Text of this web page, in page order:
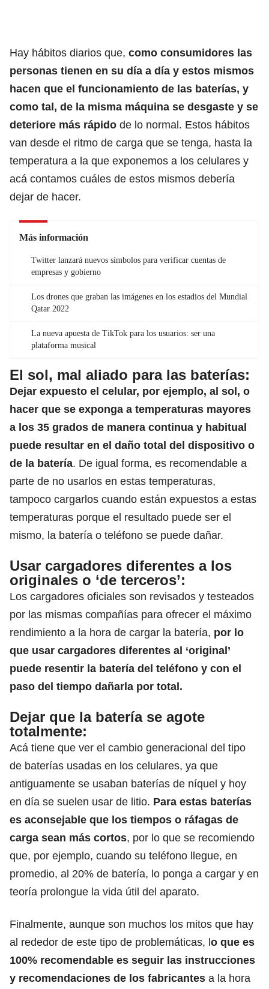
Hay hábitos diarios que, como consumidores las
personas tienen en su día a día y estos mismos
hacen que el funcionamiento de las baterías, y
como tal, de la misma máquina se desgaste y se
deteriore más rápido de lo normal. Estos hábitos
van desde el ritmo de carga que se tenga, hasta la
temperatura a la que exponemos a los celulares y
acá contamos cuáles de estos mismos debería
dejar de hacer.
Más información
Twitter lanzará nuevos símbolos para verificar cuentas de
empresas y gobierno
Los drones que graban las imágenes en los estadios del Mundial
Qatar 2022
La nueva apuesta de TikTok para los usuarios: ser una
plataforma musical
El sol, mal aliado para las baterías:
Dejar expuesto el celular, por ejemplo, al sol, o
hacer que se exponga a temperaturas mayores
a los 35 grados de manera continua y habitual
puede resultar en el daño total del dispositivo o
de la batería. De igual forma, es recomendable a
parte de no usarlos en estas temperaturas,
tampoco cargarlos cuando están expuestos a estas
temperaturas porque el resultado puede ser el
mismo, la batería o teléfono se puede dañar.
Usar cargadores diferentes a los
originales o ‘de terceros’:
Los cargadores oficiales son revisados y testeados
por las mismas compañías para ofrecer el máximo
rendimiento a la hora de cargar la batería, por lo
que usar cargadores diferentes al ‘original’
puede resentir la batería del teléfono y con el
paso del tiempo dañarla por total.
Dejar que la batería se agote
totalmente:
Acá tiene que ver el cambio generacional del tipo
de baterías usadas en los celulares, ya que
antiguamente se usaban baterías de níquel y hoy
en día se suelen usar de litio. Para estas baterías
es aconsejable que los tiempos o ráfagas de
carga sean más cortos, por lo que se recomiendo
que, por ejemplo, cuando su teléfono llegue, en
promedio, al 20% de batería, lo ponga a cargar y en
teoría prolongue la vida útil del aparato.
Finalmente, aunque son muchos los mitos que hay
al rededor de este tipo de problemáticas, lo que es
100% recomendable es seguir las instrucciones
y recomendaciones de los fabricantes a la hora